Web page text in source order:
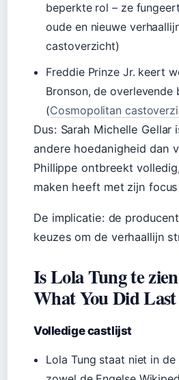
beperkte rol – ze
oude en nieuwe
castoverzicht)
Freddie Prinze Jr. keert
Bronson, de overlevende
(Cosmopolitan
Dus: Sarah Michelle Gellar
andere hoedanigheid dan
Phillippe ontbreekt
maken heeft met zijn
De implicatie: de
keuzes om de verhaallijn
Is Lola Tung te
What You Did
Volledige castlijst
Lola Tung staat niet in